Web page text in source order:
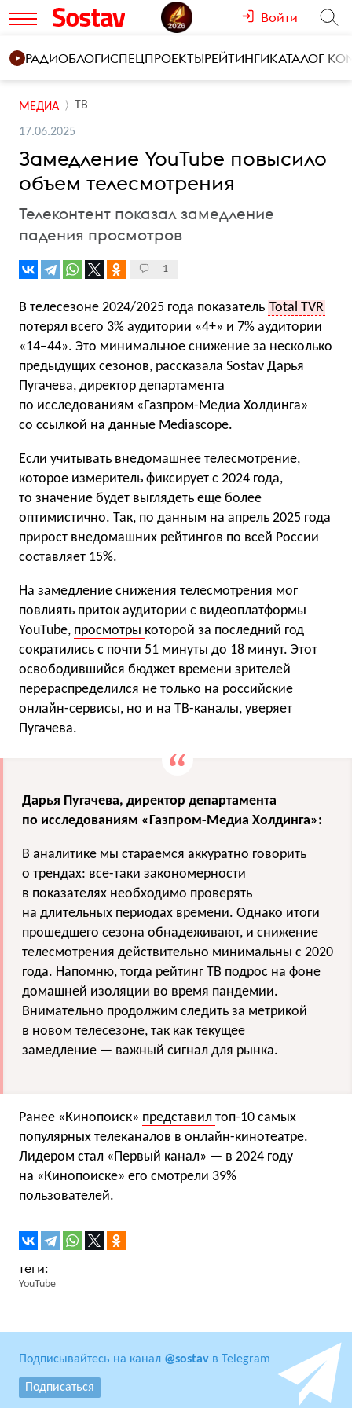
Войти
РАДИОБЛОГИСПЕЦПРОЕКТЫРЕЙТИНГИКАТАЛОГ
МЕДИА ТВ
17.06.2025
Замедление YouTube повысило
объем телесмотрения
Телеконтент показал замедление
падения просмотров
1
В телесезоне 2024/2025 года показатель Total TVR
потерял всего 3% аудитории «4+» и 7% аудитории
«14−44». Это минимальное снижение за несколько
предыдущих сезонов, рассказала Sostav Дарья
Пугачева, директор департамента
по исследованиям «Газпром-Медиа Холдинга»
со ссылкой на данные Mediascope.
Если учитывать внедомашнее телесмотрение,
которое измеритель фиксирует с 2024 года,
то значение будет выглядеть еще более
оптимистично. Так, по данным на апрель 2025 года
прирост внедомашних рейтингов по всей России
составляет 15%.
На замедление снижения телесмотрения мог
повлиять приток аудитории с видеоплатформы
YouTube, просмотры которой за последний год
сократились с почти 51 минуты до 18 минут. Этот
освободившийся бюджет времени зрителей
перераспределился не только на российские
онлайн-сервисы, но и на ТВ-каналы, уверяет
Пугачева.
Дарья Пугачева, директор департамента
по исследованиям «Газпром-Медиа Холдинга»:
В аналитике мы стараемся аккуратно говорить
о трендах: все-таки закономерности
в показателях необходимо проверять
на длительных периодах времени. Однако итоги
прошедшего сезона обнадеживают, и снижение
телесмотрения действительно минимальны с 2020
года. Напомню, тогда рейтинг ТВ подрос на фоне
домашней изоляции во время пандемии.
Внимательно продолжим следить за метрикой
в новом телесезоне, так как текущее
замедление — важный сигнал для рынка.
Ранее «Кинопоиск» представил топ-10 самых
популярных телеканалов в онлайн-кинотеатре.
Лидером стал «Первый канал» — в 2024 году
на «Кинопоиске» его смотрели 39%
пользователей.
YouTube
Подписывайтесь на канал @sostav в Telegram
Подписаться